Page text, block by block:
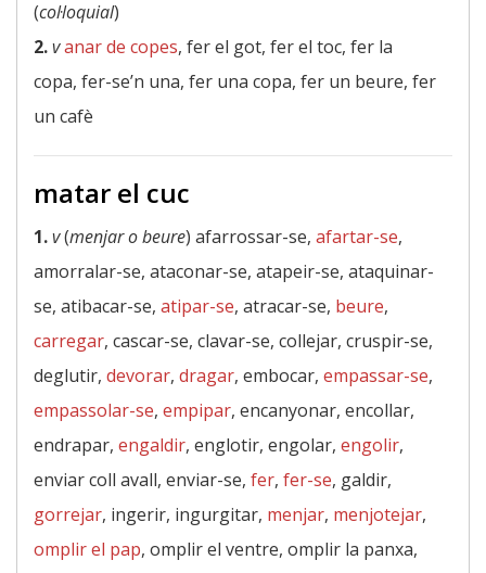
(col·loquial)
2.vanar de copes, fer el got, fer el toc, fer la
copa, fer-se’n una, fer una copa, fer un beure, fer
un cafè
matar el cuc
1.v(menjar o beure) afarrossar-se, afartar-se,
amorralar-se, ataconar-se, atapeir-se, ataquinar-
se, atibacar-se, atipar-se, atracar-se, beure,
carregar, cascar-se, clavar-se, collejar, cruspir-se,
deglutir, devorar, dragar, embocar, empassar-se,
empassolar-se, empipar, encanyonar, encollar,
endrapar, engaldir, englotir, engolar, engolir,
enviar coll avall, enviar-se, fer, fer-se, galdir,
gorrejar, ingerir, ingurgitar, menjar, menjotejar,
omplir el pap, omplir el ventre, omplir la panxa,